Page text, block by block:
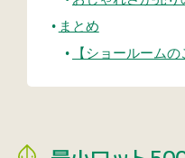
まとめ
【ショールームの